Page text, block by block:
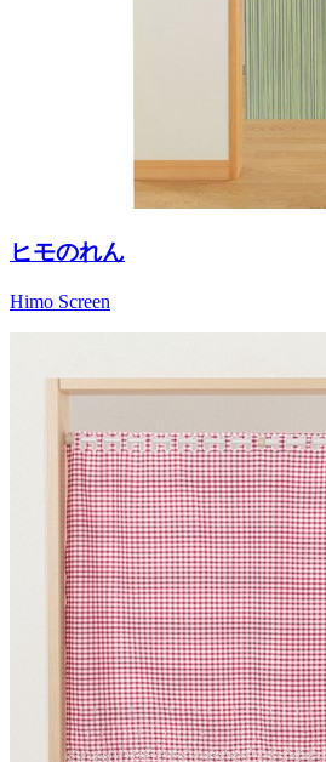
ヒモのれん
Himo Screen